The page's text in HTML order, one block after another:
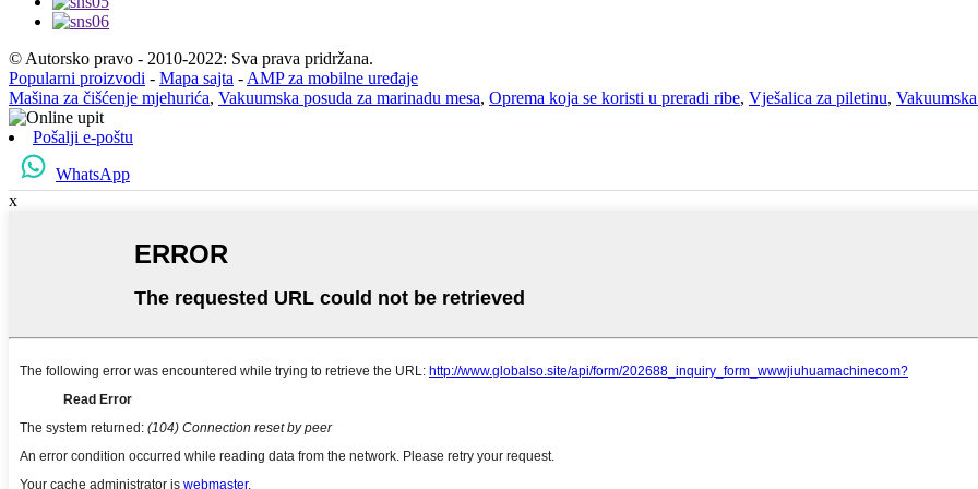
© Autorsko pravo - 2010-2022: Sva prava pridržana.
Popularni proizvodi - Mapa sajta - AMP za mobilne uređaje
Mašina za čišćenje mjehurića, Vakuumska posuda za marinadu mesa, Oprema koja se koristi u preradi ribe, Vješalica za piletinu,
Pošalji e-poštu
WhatsApp
x